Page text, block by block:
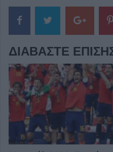
ΔΙΑΒΆΣΤΕ